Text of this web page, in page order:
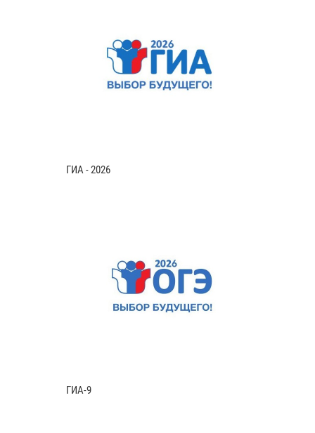
ГИА - 2026
ГИА-9